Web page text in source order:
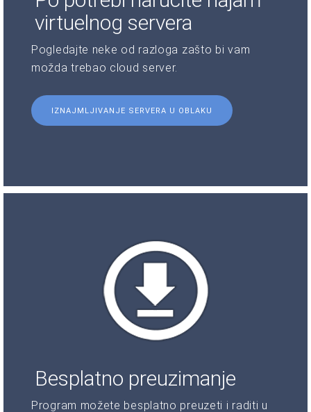
virtuelnog servera
Pogledajte neke od razloga zašto bi vam
možda trebao cloud server.
IZNAJMLJIVANJE SERVERA U OBLAKU
Besplatno preuzimanje
Program možete besplatno preuzeti i raditi u